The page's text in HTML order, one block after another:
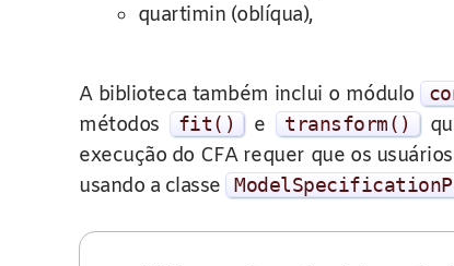
quartimin (oblíqua),
A biblioteca também inclui o módulo
métodos
fit() e transform()
execução do CFA requer que os
usando a classe